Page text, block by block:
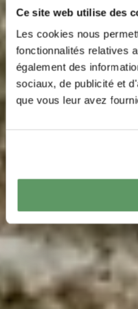
Ce site web utilise des
Les cookies nous
fonctionnalités relatives
également des
sociaux, de publicité et
que vous leur avez